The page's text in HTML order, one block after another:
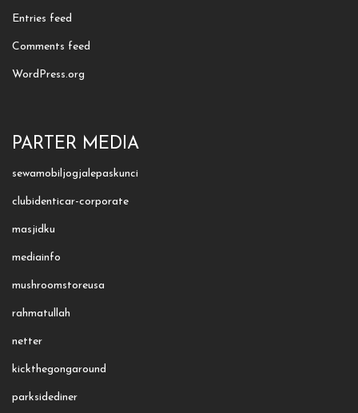
Entries feed
Comments feed
WordPress.org
PARTER MEDIA
sewamobiljogjalepaskunci
clubidenticar-corporate
masjidku
mediainfo
mushroomstoreusa
rahmatullah
netter
kickthegongaround
parksidediner